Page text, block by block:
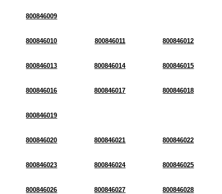
800846009
800846010 800846011 800846012
800846013 800846014 800846015
800846016 800846017 800846018
800846019
800846020 800846021 800846022
800846023 800846024 800846025
800846026 800846027 800846028